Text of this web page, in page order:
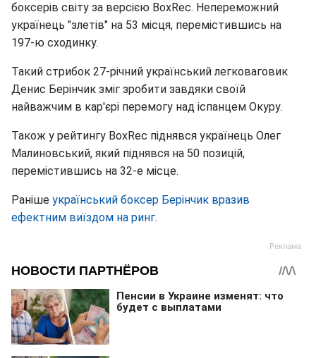
боксерів світу за версією BoxRec. Непереможний
українець "злетів" на 53 місця, перемістившись на
197-ю сходинку.
Такий стрибок 27-річний український легковаговик
Денис Берінчик зміг зробити завдяки своїй
найважчим в кар'єрі перемогу над іспанцем Окуру.
Також у рейтингу BoxRec піднявся українець Олег
Малиновський, який піднявся на 50 позицій,
перемістившись на 32-е місце.
Раніше український боксер Берінчик вразив
ефектним виїздом на ринг.